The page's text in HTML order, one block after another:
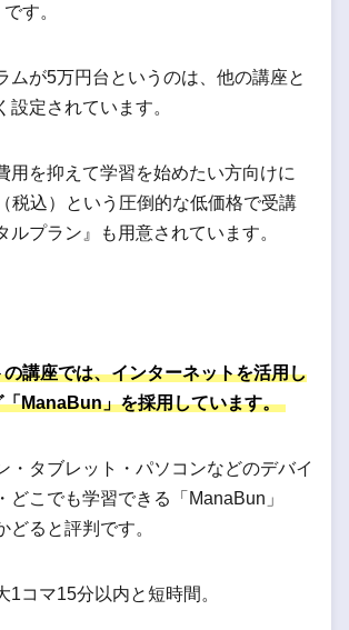
です。
ムが5万円台というのは、他の講座と
設定されています。
用を抑えて学習を始めたい方向けに
税込）という圧倒的な低価格で受講
ルプラン』も用意されています。
講座では、インターネットを活用し
ManaBun」を採用しています。
・タブレット・パソコンなどのデバイ
どこでも学習できる「ManaBun」
どると評判です。
1コマ15分以内と短時間。